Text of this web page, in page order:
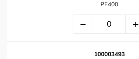
PF400
100003493